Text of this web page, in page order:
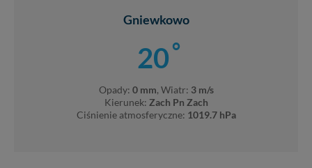
Gniewkowo
20°
Opady: 0 mm, Wiatr: 3 m/s
Kierunek: Zach Pn Zach
Ciśnienie atmosferyczne: 1019.7 hPa